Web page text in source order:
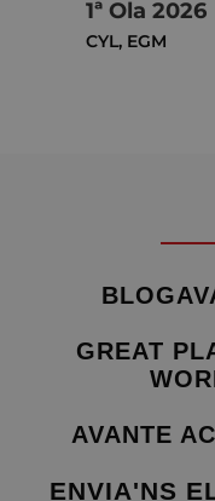
1ª Ola 2026
CYL, EGM
GREAT
AVANTE
ENVIA'NS